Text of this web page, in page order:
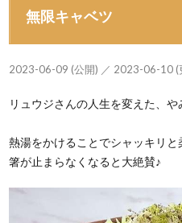
無限キャベツ
2023-06-09 (公開) ／ 2023-06-10 (
リュウジさんの人生を変えた、や
熱湯をかけることでシャッキリと
箸が止まらなくなると大絶賛♪